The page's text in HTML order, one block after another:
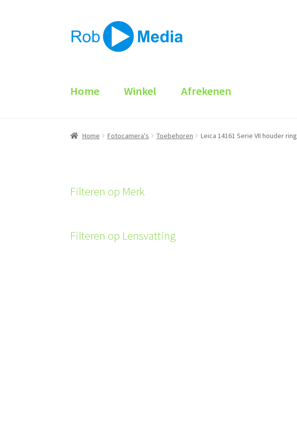
door
naar
Home Winkel Afrekenen
Home Fotocamera's Toebehoren Leica 14161 Serie VII houder ring
Filteren op Merk
Filteren op Lensvatting